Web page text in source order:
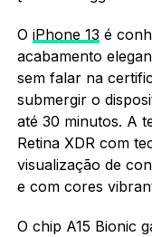
O iPhone 13 é
acabamento
sem falar na
submergir o
até 30 minutos. A
Retina XDR com
visualização de
e com cores
O chip A15 Bionic